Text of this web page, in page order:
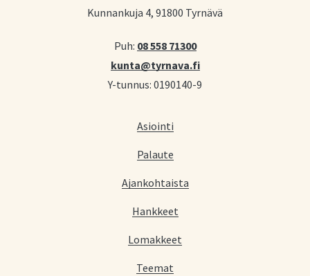
Kunnankuja 4, 91800 Tyrnävä
Puh: 08 558 71300
kunta@tyrnava.fi
Y-tunnus: 0190140-9
Asiointi
Palaute
Ajankohtaista
Hankkeet
Lomakkeet
Teemat